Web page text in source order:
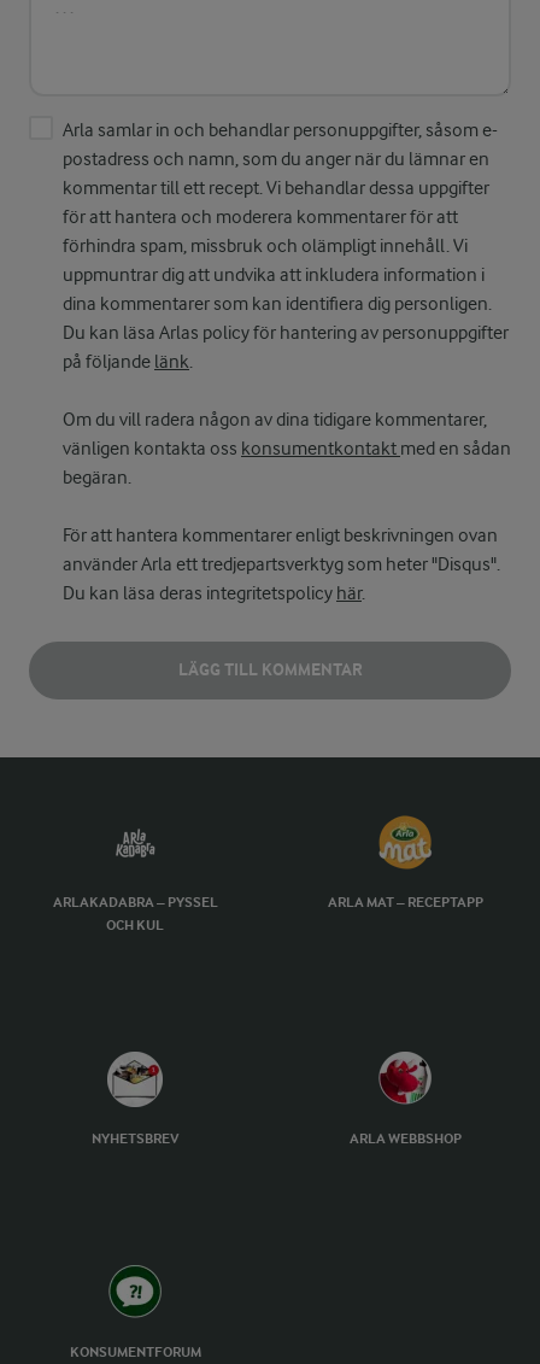
Arla samlar in och behandlar personuppgifter, såsom e-
postadress och namn, som du anger när du lämnar en
kommentar till ett recept. Vi behandlar dessa uppgifter
för att hantera och moderera kommentarer för att
förhindra spam, missbruk och olämpligt innehåll. Vi
uppmuntrar dig att undvika att inkludera information i
dina kommentarer som kan identifiera dig personligen.
Du kan läsa Arlas policy för hantering av personuppgifter
på följande länk.
Om du vill radera någon av dina tidigare kommentarer,
vänligen kontakta oss konsumentkontakt med en sådan
begäran.
För att hantera kommentarer enligt beskrivningen ovan
använder Arla ett tredjepartsverktyg som heter "Disqus".
Du kan läsa deras integritetspolicy här.
LÄGG TILL KOMMENTAR
ARLAKADABRA – PYSSEL
OCH KUL
ARLA MAT – RECEPTAPP
NYHETSBREV ARLA WEBBSHOP
KONSUMENTFORUM